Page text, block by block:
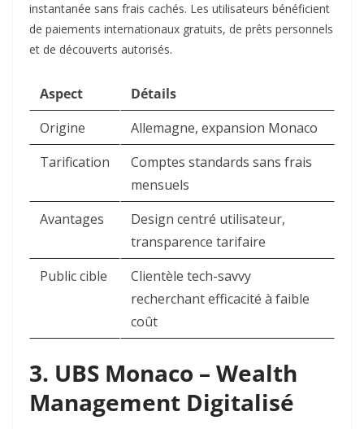
instantanée sans frais cachés. Les utilisateurs bénéficient
de paiements internationaux gratuits, de prêts personnels
et de découverts autorisés.​
Aspect
Détails
Origine
Allemagne, expansion Monaco
Tarification
Comptes standards sans frais
mensuels
Avantages
Design centré utilisateur,
transparence tarifaire
Public cible
Clientèle tech-savvy
recherchant efficacité à faible
coût
3. UBS Monaco – Wealth
Management Digitalisé